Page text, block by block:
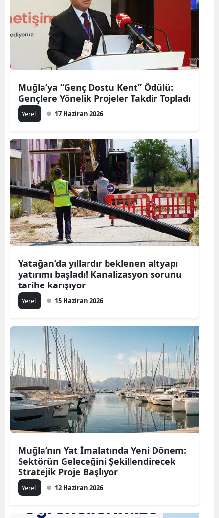
Muğla’ya “Genç Dostu Kent” Ödülü:
Gençlere Yönelik Projeler Takdir Topladı
Yerel 17 Haziran 2026
Yatağan’da yıllardır beklenen altyapı
yatırımı başladı! Kanalizasyon sorunu
tarihe karışıyor
Yerel 15 Haziran 2026
Muğla’nın Yat İmalatında Yeni Dönem:
Sektörün Geleceğini Şekillendirecek
Stratejik Proje Başlıyor
Yerel 12 Haziran 2026